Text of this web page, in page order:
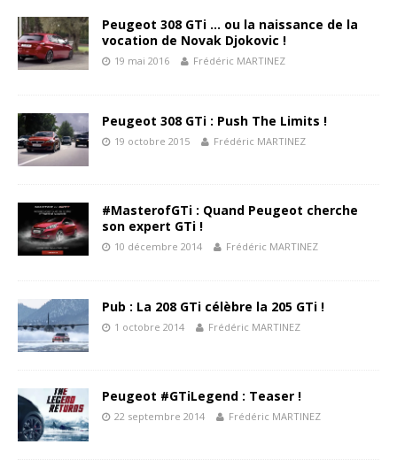
Peugeot 308 GTi … ou la naissance de la
vocation de Novak Djokovic !
19 mai 2016 Frédéric MARTINEZ
Peugeot 308 GTi : Push The Limits !
19 octobre 2015 Frédéric MARTINEZ
#MasterofGTi : Quand Peugeot cherche
son expert GTi !
10 décembre 2014 Frédéric MARTINEZ
Pub : La 208 GTi célèbre la 205 GTi !
1 octobre 2014 Frédéric MARTINEZ
Peugeot #GTiLegend : Teaser !
22 septembre 2014 Frédéric MARTINEZ